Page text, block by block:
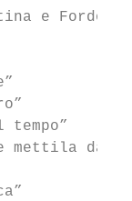
e
mettila da